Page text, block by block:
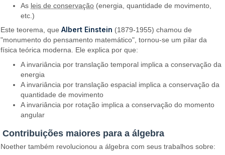
As leis de conservação (energia, quantidade de movimento,
etc.)
Este teorema, queAlbert Einstein (1879-1955) chamou de
"monumento do pensamento matemático", tornou-se um pilar da
física teórica moderna. Ele explica por que:
A invariância por translação temporal implica a conservação da
energia
A invariância por translação espacial implica a conservação da
quantidade de movimento
A invariância por rotação implica a conservação do momento
angular
Contribuições maiores para a álgebra
Noether também revolucionou a álgebra com seus trabalhos sobre: